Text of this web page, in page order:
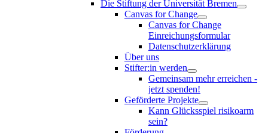
Die Stiftung der Universität Bremen
Canvas for Change
Canvas for Change
Einreichungsformular
Datenschutzerklärung
Über uns
Stifter:in werden
Gemeinsam mehr erreichen -
jetzt spenden!
Geförderte Projekte
Kann Glücksspiel risikoarm
sein?